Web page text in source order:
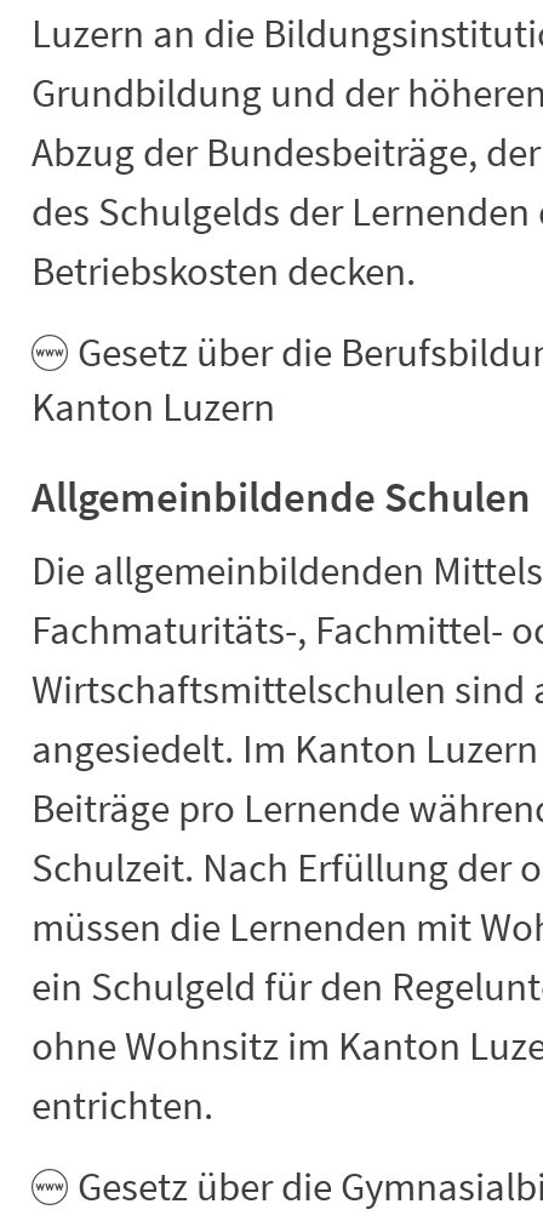
Luzern an die
Grundbildung und der
Abzug der Bundesbeiträge,
des Schulgelds der
Betriebskosten decken.
Gesetz über die
Kanton Luzern
Allgemeinbildende Schulen
Die allgemeinbildenden
Fachmaturitäts-, Fachmittel-
Wirtschaftsmittelschulen sind
angesiedelt. Im Kanton
Beiträge pro Lernende
Schulzeit. Nach Erfüllung der
müssen die Lernenden mit
ein Schulgeld für den
ohne Wohnsitz im Kanton
entrichten.
Gesetz über die